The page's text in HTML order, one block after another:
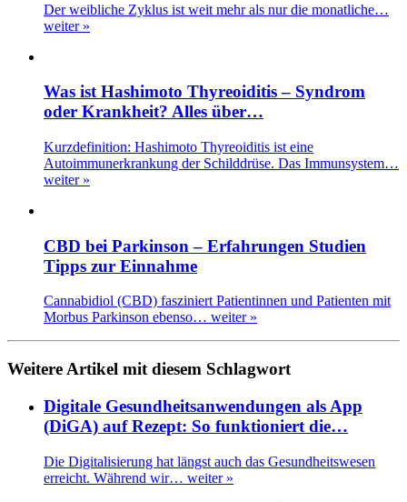
Der weibliche Zyklus ist weit mehr als nur die monatliche…
weiter »
Was ist Hashimoto Thyreoiditis – Syndrom
oder Krankheit? Alles über…
Kurzdefinition: Hashimoto Thyreoiditis ist eine
Autoimmunerkrankung der Schilddrüse. Das Immunsystem…
weiter »
CBD bei Parkinson – Erfahrungen Studien
Tipps zur Einnahme
Cannabidiol (CBD) fasziniert Patientinnen und Patienten mit
Morbus Parkinson ebenso… weiter »
Weitere Artikel mit diesem Schlagwort
Digitale Gesundheitsanwendungen als App
(DiGA) auf Rezept: So funktioniert die…
Die Digitalisierung hat längst auch das Gesundheitswesen
erreicht. Während wir… weiter »